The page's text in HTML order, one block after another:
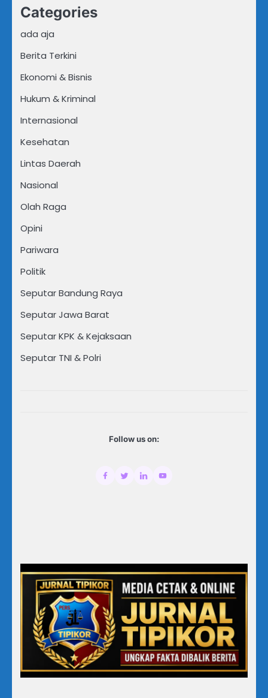
Categories
ada aja
Berita Terkini
Ekonomi & Bisnis
Hukum & Kriminal
Internasional
Kesehatan
Lintas Daerah
Nasional
Olah Raga
Opini
Pariwara
Politik
Seputar Bandung Raya
Seputar Jawa Barat
Seputar KPK & Kejaksaan
Seputar TNI & Polri
Follow us on: